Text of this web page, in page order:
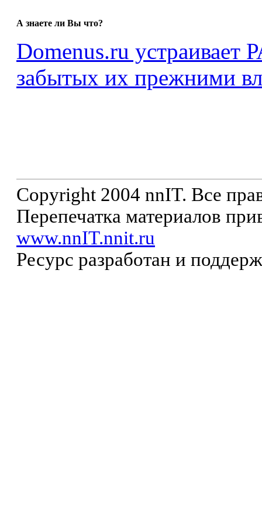
А знаете ли Вы что?
Domenus.ru
забытых их прежними
Copyright 2004 nnIT. Все
Перепечатка материалов
www.nnIT.nnit.ru
Ресурс разработан и